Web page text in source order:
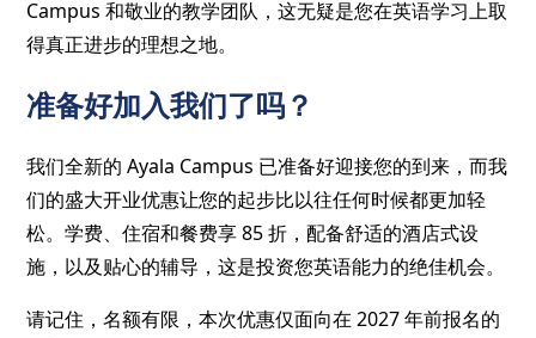
Campus 和敬业的教学团队，这无疑是您在英语学习上取
得真正进步的理想之地。
准备好加入我们了吗？
我们全新的 Ayala Campus 已准备好迎接您的到来，而我
们的盛大开业优惠让您的起步比以往任何时候都更加轻
松。学费、住宿和餐费享 85 折，配备舒适的酒店式设
施，以及贴心的辅导，这是投资您英语能力的绝佳机会。
请记住，名额有限，本次优惠仅面向在 2027 年前报名的